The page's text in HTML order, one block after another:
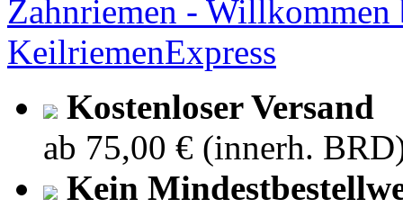
Kostenloser Versand
ab 75,00 € (innerh.
Kein